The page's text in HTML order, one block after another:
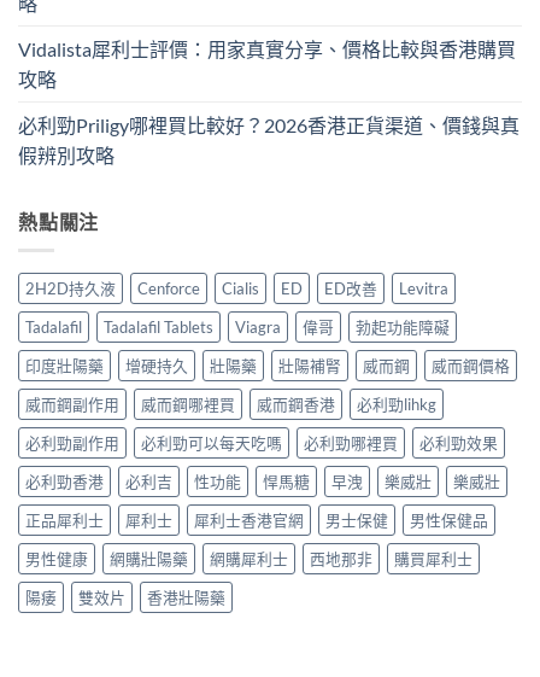
Vidalista犀利士評價：用家真實分享、價格比較與香港購買
攻略
必利勁Priligy哪裡買比較好？2026香港正貨渠道、價錢與真
假辨別攻略
熱點關注
2H2D持久液 Cenforce Cialis ED ED改善
Levitra
Tadalafil
Tadalafil Tablets Viagra 偉哥
勃起功能障礙
印度壯陽藥
增硬持久 壯陽藥 壯陽補腎 威而鋼
威而鋼價格
威而鋼副作用
威而鋼哪裡買 威而鋼香港
必利勁lihkg
必利勁副作用
必利勁可以每天吃嗎 必利勁哪裡買
必利勁效果
必利勁香港
必利吉 性功能 悍馬糖 早洩 樂威壯
樂威壯
正品犀利士
犀利士 犀利士香港官網 男士保健
男性保健品
男性健康
網購壯陽藥 網購犀利士 西地那非
購買犀利士
陽痿
雙效片 香港壯陽藥